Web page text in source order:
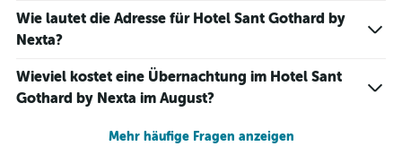
Wie lautet die Adresse für Hotel Sant Gothard by
Nexta?
Wieviel kostet eine Übernachtung im Hotel Sant
Gothard by Nexta im August?
Mehr häufige Fragen anzeigen